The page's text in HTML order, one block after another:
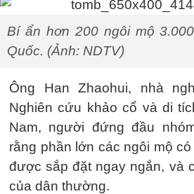
Bí ẩn hơn 200 ngôi mộ
Quốc. (Ảnh: NDTV)
Ông Han Zhaohui, nhà
Nghiên cứu khảo cổ và di
Nam, người đứng đầu
rằng phần lớn các ngôi mộ
được sắp đặt ngay ngắn, và
của dân thường.